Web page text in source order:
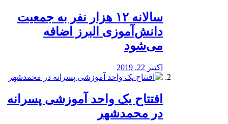
️سالانه ۱۲ هزار نفر به جمعیت
دانش‌آموزی البرز اضافه
می‌شود
اکتبر 22, 2019
افتتاح یک واحد آموزشی پسرانه
در محمدشهر